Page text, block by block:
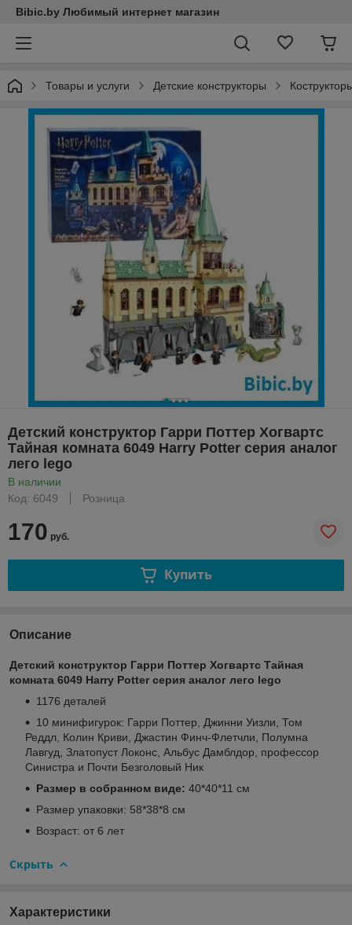
Bibic.by Любимый интернет магазин
Товары и услуги Детские конструкторы
Детский конструктор Гарри Поттер Хогвартс
Тайная комната 6049 Harry Potter серия аналог
лего lego
В наличии
Код: 6049
Розница
170 руб.
Купить
Описание
Детский конструктор Гарри Поттер Хогвартс Тайная
комната 6049 Harry Potter серия аналог лего lego
1176 деталей
10 минифигурок: Гарри Поттер, Джинни Уизли, Том
Реддл, Колин Криви, Джастин Финч-Флетчли, Полумна
Лавгуд, Златопуст Локонс, Альбус Дамблдор, профессор
Синистра и Почти Безголовый Ник
Размер в собранном виде: 40*40*11 см
Размер упаковки: 58*38*8 см
Возраст: от 6 лет
Скрыть
Характеристики